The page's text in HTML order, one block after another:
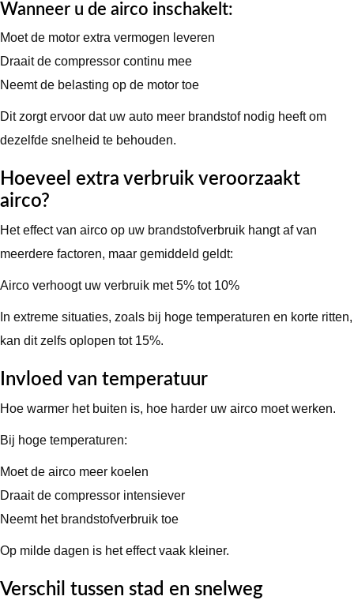
Wanneer u de airco inschakelt:
Moet de motor extra vermogen leveren
Draait de compressor continu mee
Neemt de belasting op de motor toe
Dit zorgt ervoor dat uw auto meer brandstof nodig heeft om
dezelfde snelheid te behouden.
Hoeveel extra verbruik veroorzaakt
airco?
Het effect van airco op uw brandstofverbruik hangt af van
meerdere factoren, maar gemiddeld geldt:
Airco verhoogt uw verbruik met 5% tot 10%
In extreme situaties, zoals bij hoge temperaturen en korte ritten,
kan dit zelfs oplopen tot 15%.
Invloed van temperatuur
Hoe warmer het buiten is, hoe harder uw airco moet werken.
Bij hoge temperaturen:
Moet de airco meer koelen
Draait de compressor intensiever
Neemt het brandstofverbruik toe
Op milde dagen is het effect vaak kleiner.
Verschil tussen stad en snelweg